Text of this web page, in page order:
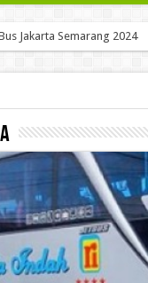
Brambanan? Kok Bukan